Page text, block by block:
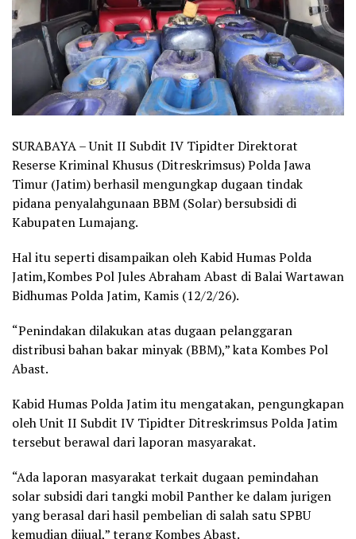
SURABAYA – Unit II Subdit IV Tipidter Direktorat
Reserse Kriminal Khusus (Ditreskrimsus) Polda Jawa
Timur (Jatim) berhasil mengungkap dugaan tindak
pidana penyalahgunaan BBM (Solar) bersubsidi di
Kabupaten Lumajang.
Hal itu seperti disampaikan oleh Kabid Humas Polda
Jatim,Kombes Pol Jules Abraham Abast di Balai Wartawan
Bidhumas Polda Jatim, Kamis (12/2/26).
“Penindakan dilakukan atas dugaan pelanggaran
distribusi bahan bakar minyak (BBM),” kata Kombes Pol
Abast.
Kabid Humas Polda Jatim itu mengatakan, pengungkapan
oleh Unit II Subdit IV Tipidter Ditreskrimsus Polda Jatim
tersebut berawal dari laporan masyarakat.
“Ada laporan masyarakat terkait dugaan pemindahan
solar subsidi dari tangki mobil Panther ke dalam jurigen
yang berasal dari hasil pembelian di salah satu SPBU
kemudian dijual,” terang Kombes Abast.